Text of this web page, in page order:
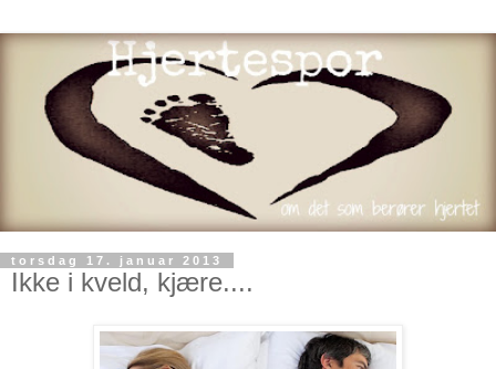
torsdag 17. januar 2013
Ikke i kveld, kjære....